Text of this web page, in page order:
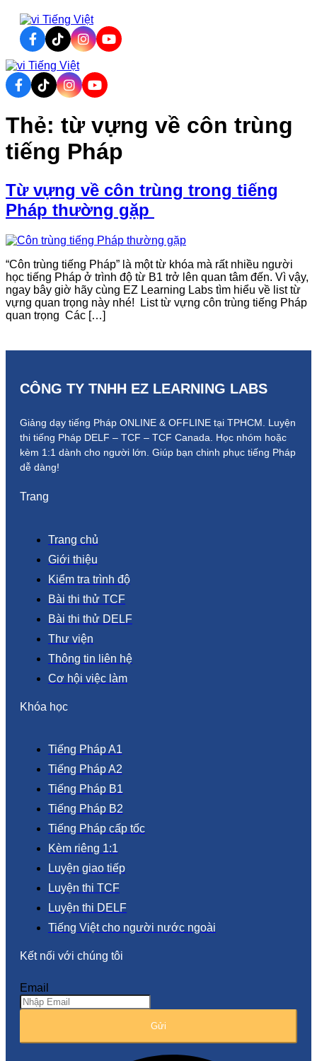
Tiếng Việt
Tiếng Việt
Thẻ: từ vựng về côn trùng
tiếng Pháp
Từ vựng về côn trùng trong tiếng
Pháp thường gặp
“Côn trùng tiếng Pháp” là một từ khóa mà rất nhiều người
học tiếng Pháp ở trình độ từ B1 trở lên quan tâm đến. Vì vậy,
ngay bây giờ hãy cùng EZ Learning Labs tìm hiểu về list từ
vựng quan trọng này nhé! List từ vựng côn trùng tiếng Pháp
quan trọng Các […]
CÔNG TY TNHH EZ LEARNING LABS
Giảng dạy tiếng Pháp ONLINE & OFFLINE tại TPHCM. Luyện
thi tiếng Pháp DELF – TCF – TCF Canada. Học nhóm hoặc
kèm 1:1 dành cho người lớn. Giúp bạn chinh phục tiếng Pháp
dễ dàng!
Trang
Trang chủ
Giới thiệu
Kiểm tra trình độ
Bài thi thử TCF
Bài thi thử DELF
Thư viện
Thông tin liên hệ
Cơ hội việc làm
Khóa học
Tiếng Pháp A1
Tiếng Pháp A2
Tiếng Pháp B1
Tiếng Pháp B2
Tiếng Pháp cấp tốc
Kèm riêng 1:1
Luyện giao tiếp
Luyện thi TCF
Luyện thi DELF
Tiếng Việt cho người nước ngoài
Kết nối với chúng tôi
Email
Gửi